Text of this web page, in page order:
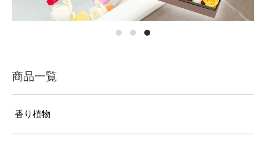
商品一覧
香り植物